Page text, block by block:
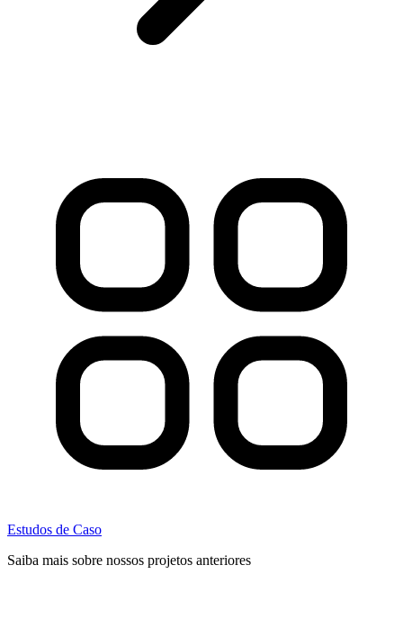
Estudos de Caso
Saiba mais sobre nossos projetos anteriores